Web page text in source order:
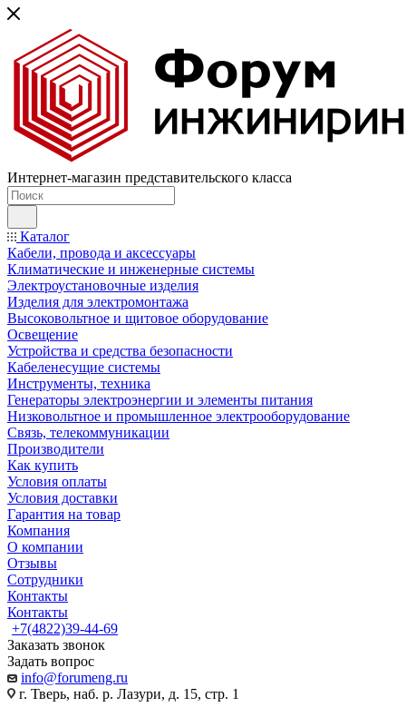
Интернет-магазин представительского класса
Каталог
Кабели, провода и аксессуары
Климатические и инженерные системы
Электроустановочные изделия
Изделия для электромонтажа
Высоковольтное и щитовое оборудование
Освещение
Устройства и средства безопасности
Кабеленесущие системы
Инструменты, техника
Генераторы электроэнергии и элементы питания
Низковольтное и промышленное электрооборудование
Связь, телекоммуникации
Производители
Как купить
Условия оплаты
Условия доставки
Гарантия на товар
Компания
О компании
Отзывы
Сотрудники
Контакты
Контакты
+7(4822)39-44-69
Заказать звонок
Задать вопрос
info@forumeng.ru
г. Тверь, наб. р. Лазури, д. 15, стр. 1